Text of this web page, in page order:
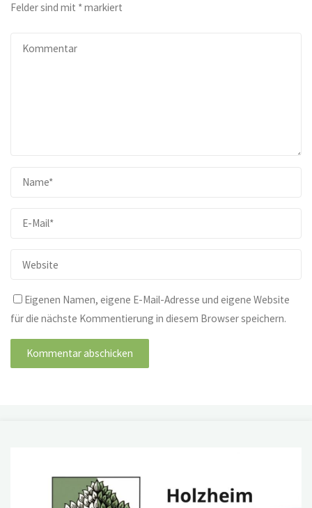
Felder sind mit *markiert
Eigenen Namen, eigene E-Mail-Adresse und eigene Website
für die nächste Kommentierung in diesem Browser speichern.